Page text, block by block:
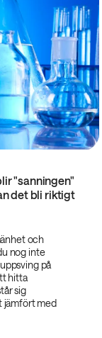
"sanningen"
det bli riktigt
och
nog inte
på
hitta
sig
jämfört med